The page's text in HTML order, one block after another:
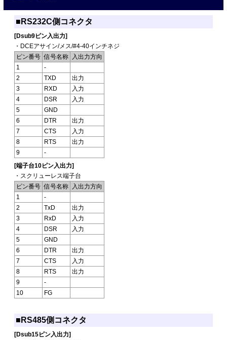
■RS232C側コネクタ
[Dsub9ピン入出力]
・DCEアサイン/メス/#4-40インチネジ
ピン番号 信号名称
入出力方向
1
-
2
TXD
出力
3
RXD
入力
4
DSR
入力
5
GND
6
DTR
出力
7
CTS
入力
8
RTS
出力
9
-
[端子台10ピン入出力]
・スクリューレス端子台
ピン番号 信号名称
入出力方向
1
-
2
TxD
出力
3
RxD
入力
4
DSR
入力
5
GND
6
DTR
出力
7
CTS
入力
8
RTS
出力
9
-
10
FG
■RS485側コネクタ
[Dsub15ピン入出力]